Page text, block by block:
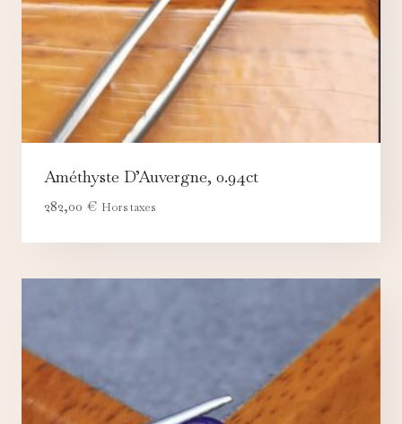
Améthyste D’Auvergne, 0.94ct
282,00 € Hors taxes